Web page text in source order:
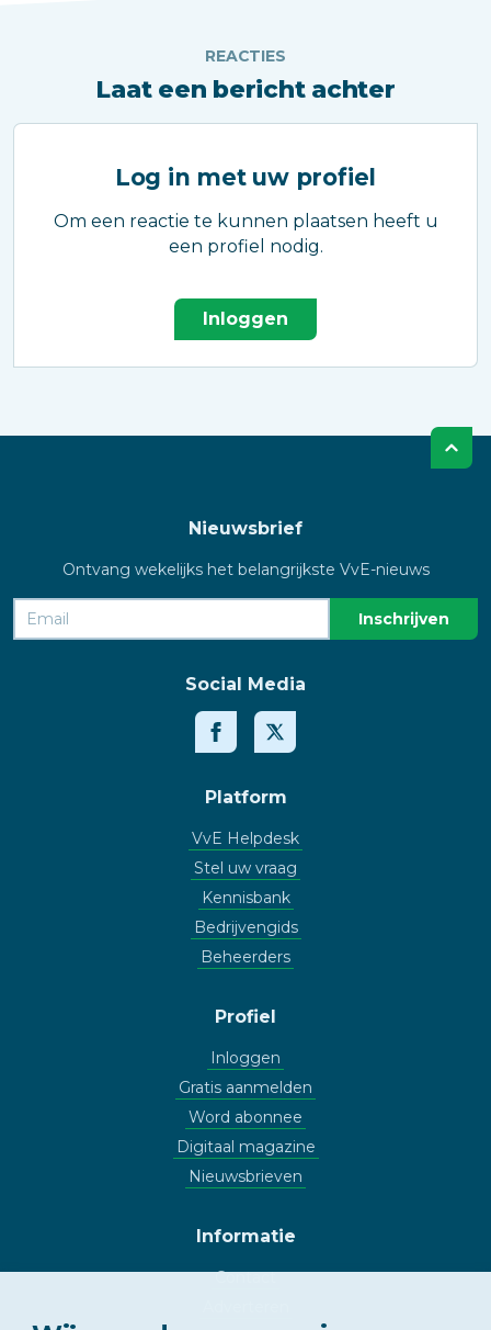
REACTIES
Laat een bericht achter
Log in met uw profiel
Om een reactie te kunnen plaatsen heeft u
een profiel nodig.
Inloggen
Nieuwsbrief
Ontvang wekelijks het belangrijkste VvE-nieuws
Social Media
Platform
VvE Helpdesk
Stel uw vraag
Kennisbank
Bedrijvengids
Beheerders
Profiel
Inloggen
Gratis aanmelden
Word abonnee
Digitaal magazine
Nieuwsbrieven
Informatie
Contact